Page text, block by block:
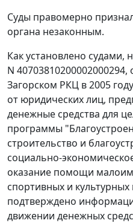
Суды правомерно
органа незаконным.
Как установлено судами,
N
Загорском РКЦ в 2005
от юридических лиц,
денежные средства для
программы
строительство и
социально-
оказание помощи
спортивных и
подтверждено
движении денежных